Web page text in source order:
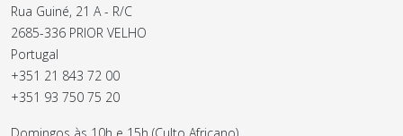
Rua Guiné, 21 A - R/C
2685-336 PRIOR VELHO
Portugal
+351 21 843 72 00
+351 93 750 75 20